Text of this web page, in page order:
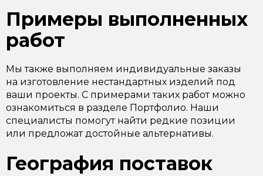
Примеры выполненных
работ
Мы также выполняем индивидуальные заказы
на изготовление нестандартных изделий под
ваши проекты. С примерами таких работ можно
ознакомиться в разделе Портфолио. Наши
специалисты помогут найти редкие позиции
или предложат достойные альтернативы.
География поставок